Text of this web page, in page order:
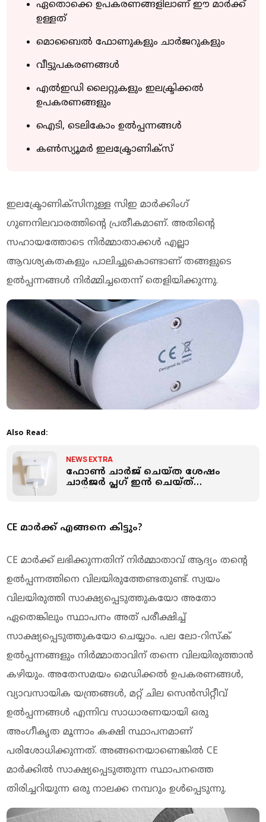
ഏതൊക്കെ ഉപകരണങ്ങളിലാണ് ഈ മാര്‍ക്ക്
ഉള്ളത്
മൊബൈല്‍ ഫോണുകളും ചാര്‍ജറുകളും
വീട്ടുപകരണങ്ങള്‍
എല്‍ഇഡി ലൈറ്റുകളും ഇലക്ട്രിക്കല്‍
ഉപകരണങ്ങളും
ഐടി, ടെലികോം ഉല്‍പ്പന്നങ്ങള്‍
കണ്‍സ്യൂമര്‍ ഇലക്ട്രോണിക്‌സ്
ഇലക്ട്രോണിക്‌സിനുള്ള സിഇ മാര്‍ക്കിംഗ്
ഗുണനിലവാരത്തിന്റെ പ്രതീകമാണ്. അതിന്റെ
സഹായത്തോടെ നിര്‍മ്മാതാക്കള്‍ എല്ലാ
ആവശ്യകതകളും പാലിച്ചുകൊണ്ടാണ് തങ്ങളുടെ
ഉല്‍പ്പന്നങ്ങള്‍ നിര്‍മ്മിച്ചതെന്ന് തെളിയിക്കുന്നു.
Also Read:
NEWS EXTRA
ഫോണ്‍ ചാര്‍ജ് ചെയ്ത ശേഷം
ചാര്‍ജര്‍ പ്ലഗ് ഇന്‍ ചെയ്ത്
CE മാര്‍ക്ക് എങ്ങനെ കിട്ടും?
CE മാര്‍ക്ക് ലഭിക്കുന്നതിന് നിര്‍മ്മാതാവ് ആദ്യം തന്റെ
ഉല്‍പ്പന്നത്തിനെ വിലയിരുത്തേണ്ടതുണ്ട്. സ്വയം
വിലയിരുത്തി സാക്ഷ്യപ്പെടുത്തുകയോ അതോ
ഏതെങ്കിലും സ്ഥാപനം അത് പരീക്ഷിച്ച്
സാക്ഷ്യപ്പെടുത്തുകയോ ചെയ്യാം. പല ലോ-റിസ്‌ക്
ഉല്‍പ്പന്നങ്ങളും നിര്‍മ്മാതാവിന് തന്നെ വിലയിരുത്താന്‍
കഴിയും. അതേസമയം മെഡിക്കല്‍ ഉപകരണങ്ങള്‍,
വ്യാവസായിക യന്ത്രങ്ങള്‍, മറ്റ് ചില സെന്‍സിറ്റീവ്
ഉല്‍പ്പന്നങ്ങള്‍ എന്നിവ സാധാരണയായി ഒരു
അംഗീകൃത മൂന്നാം കക്ഷി സ്ഥാപനമാണ്
പരിശോധിക്കുന്നത്. അങ്ങനെയാണെങ്കില്‍ CE
മാര്‍ക്കില്‍ സാക്ഷ്യപ്പെടുത്തുന്ന സ്ഥാപനത്തെ
തിരിച്ചറിയുന്ന ഒരു നാലക്ക നമ്പറും ഉള്‍പ്പെടുന്നു.